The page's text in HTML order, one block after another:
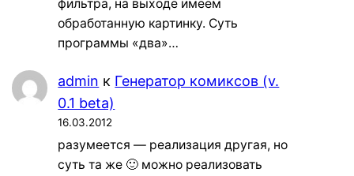
фильтра, на выходе имеем
обработанную картинку. Суть
программы «два»…
admin к Генератор комиксов (v.
0.1 beta)
16.03.2012
разумеется — реализация другая, но
суть та же 🙂 можно реализовать